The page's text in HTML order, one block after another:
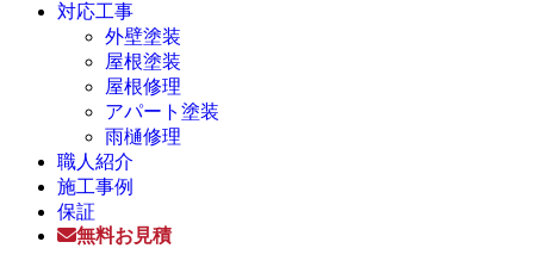
対応工事
外壁塗装
屋根塗装
屋根修理
アパート塗装
雨樋修理
職人紹介
施工事例
保証
無料お見積